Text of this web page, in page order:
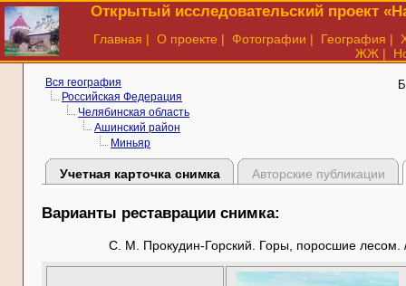
Открытый исследовательский проект
Главная | О проекте | Фотографии | География |
ЖЖ |
Вся география
Российская Федерация
Челябинская область
Ашинский район
Миньяр
Учетная карточка снимка Авторские публикации
Варианты реставрации снимка:
С. М. Прокудин-Горский. Горы, поросшие